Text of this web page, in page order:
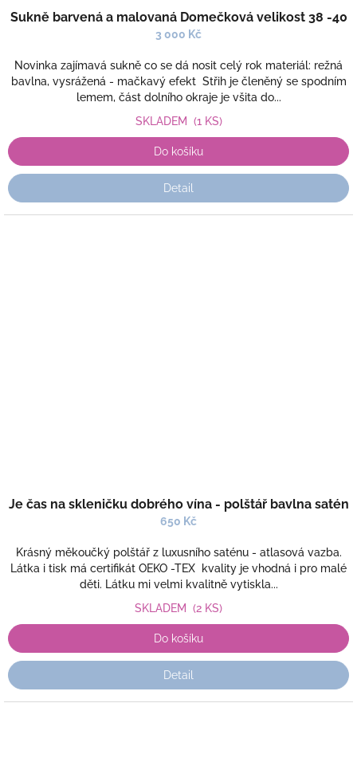
Sukně barvená a malovaná Domečková velikost 38 -40
3 000 Kč
Novinka zajímavá sukně co se dá nosit celý rok materiál: režná
bavlna, vysrážená - mačkavý efekt Střih je členěný se spodním
lemem, část dolního okraje je všita do...
SKLADEM (1 KS)
Do košíku
Detail
Je čas na skleničku dobrého vína - polštář bavlna satén
650 Kč
Krásný měkoučký polštář z luxusního saténu - atlasová vazba.
Látka i tisk má certifikát OEKO -TEX kvality je vhodná i pro malé
děti. Látku mi velmi kvalitně vytiskla...
SKLADEM (2 KS)
Do košíku
Detail